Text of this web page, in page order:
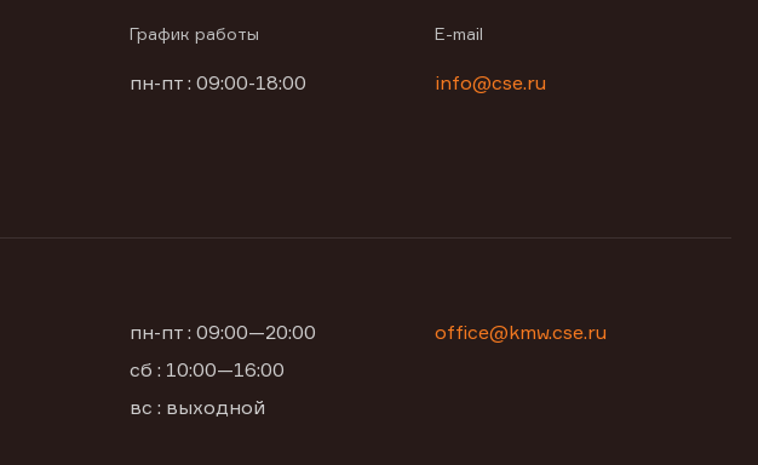
График работы
пн-пт : 09:00-18:00
E-mail
info@cse.ru
пн-пт : 09:00—20:00
сб : 10:00—16:00
вс : выходной
office@kmw.cse.ru